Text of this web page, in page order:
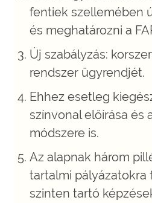
fentiek szellemében
és meghatározni a
Új szabályzás:
rendszer ügyrendjét.
Ehhez esetleg
színvonal előírása és
módszere is.
Az alapnak három
tartalmi pályázatokra
szinten tartó